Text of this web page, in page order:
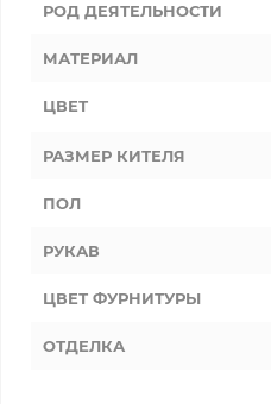
РОД ДЕЯТЕЛЬНОСТИ
МАТЕРИАЛ
ЦВЕТ
РАЗМЕР КИТЕЛЯ
ПОЛ
РУКАВ
ЦВЕТ ФУРНИТУРЫ
ОТДЕЛКА